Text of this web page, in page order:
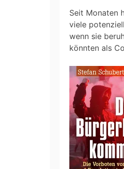
Seit Monaten
viele
wenn sie
könnten als